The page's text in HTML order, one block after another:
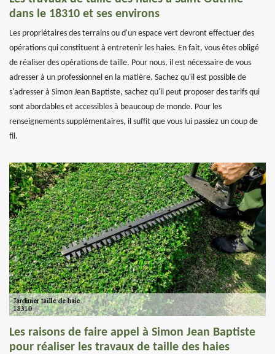
dans le 18310 et ses environs
Les propriétaires des terrains ou d'un espace vert devront effectuer des
opérations qui constituent à entretenir les haies. En fait, vous êtes obligé
de réaliser des opérations de taille. Pour nous, il est nécessaire de vous
adresser à un professionnel en la matière. Sachez qu'il est possible de
s'adresser à Simon Jean Baptiste, sachez qu'il peut proposer des tarifs qui
sont abordables et accessibles à beaucoup de monde. Pour les
renseignements supplémentaires, il suffit que vous lui passiez un coup de
fil.
Les raisons de faire appel à Simon Jean Baptiste
pour réaliser les travaux de taille des haies